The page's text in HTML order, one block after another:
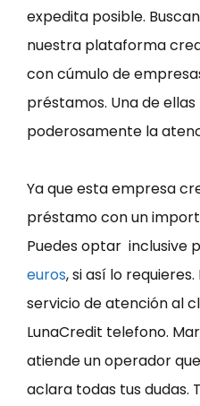
expedita posible.
nuestra plataforma
con cúmulo de
préstamos. Una de
poderosamente la
Ya que esta empresa
préstamo con un
Puedes optar inclusive
euros, si así lo
servicio de atención al
LunaCredit telefono.
atiende un operador
aclara todas tus dudas.